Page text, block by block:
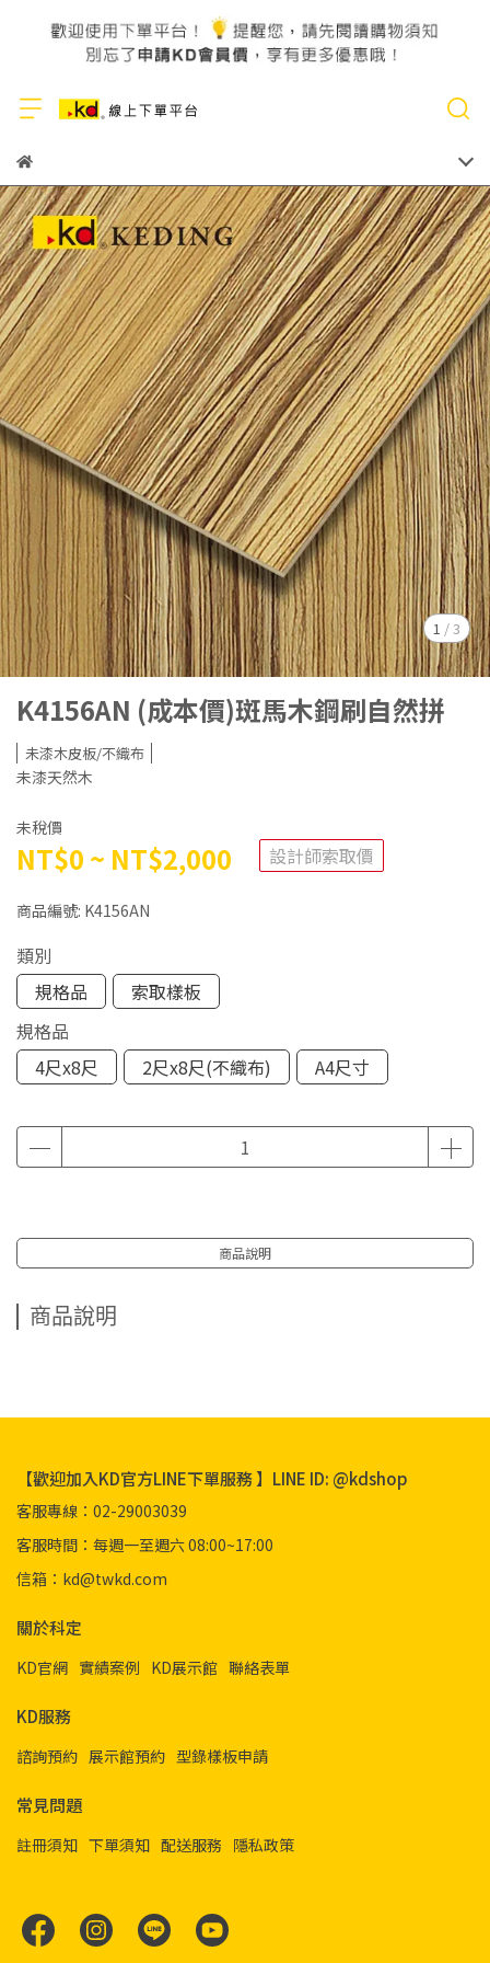
1 /3
K4156AN (成本價)斑馬木鋼刷自然拼
未漆木皮板/不織布
未漆天然木
未稅價
NT$0 ~ NT$2,000 設計師索取價
商品編號: K4156AN
類別
規格品
索取樣板
規格品
4尺x8尺
2尺x8尺(不織布) A4尺寸
商品說明
商品說明
【歡迎加入KD官方LINE下單服務 】LINE ID: @kdshop
客服專線：02-29003039
客服時間：每週一至週六 08:00~17:00
信箱：kd@twkd.com
關於科定
KD官網 實績案例 KD展示館 聯絡表單
KD服務
諮詢預約 展示館預約 型錄樣板申請
常見問題
註冊須知 下單須知 配送服務 隱私政策